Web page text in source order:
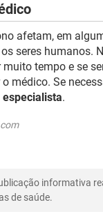
afetam, em
seres humanos.
tempo e se
médico. Se
.
informativa
de saúde.